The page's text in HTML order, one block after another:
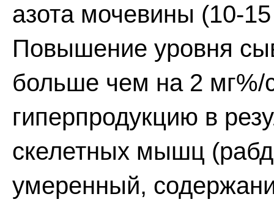
азота мочевины (10-
Повышение уровня
больше чем на 2 мг%/
гиперпродукцию в
скелетных мышц
умеренный,